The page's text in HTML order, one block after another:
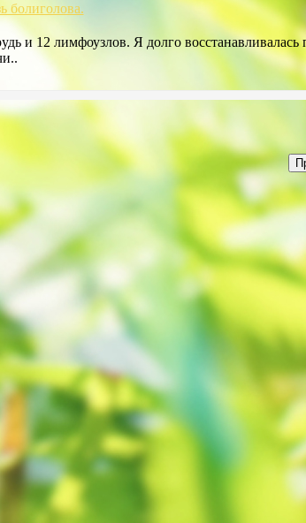
болиголова.
и 12 лимфоузлов. Я долго восстанавливалась